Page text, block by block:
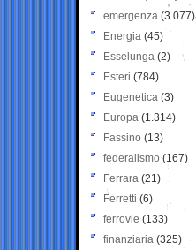
emergenza (3.077)
Energia (45)
Esselunga (2)
Esteri (784)
Eugenetica (3)
Europa (1.314)
Fassino (13)
federalismo (167)
Ferrara (21)
Ferretti (6)
ferrovie (133)
finanziaria (325)